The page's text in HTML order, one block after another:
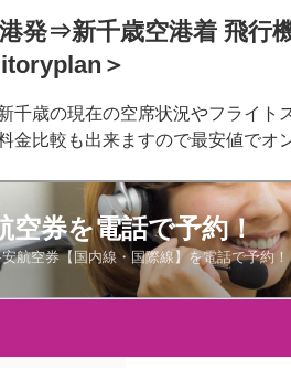
発⇒新千歳空港着 飛行
＞
千歳の現在の空席状況やフライト
金比較も出来ますので最安値でオ